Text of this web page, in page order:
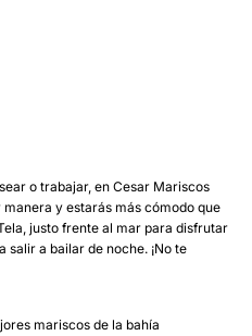
o trabajar, en Cesar Mariscos
y estarás más cómodo que
justo frente al mar para disfrutar
a bailar de noche. ¡No te
mariscos de la bahía